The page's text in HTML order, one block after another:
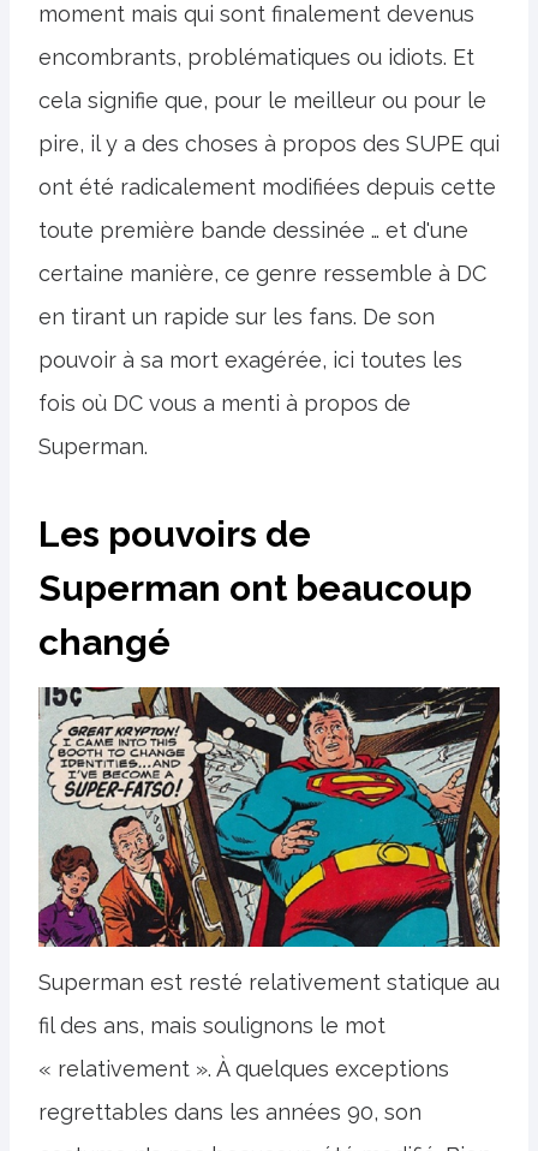
moment mais qui sont finalement devenus
encombrants, problématiques ou idiots. Et
cela signifie que, pour le meilleur ou pour le
pire, il y a des choses à propos des SUPE qui
ont été radicalement modifiées depuis cette
toute première bande dessinée … et d'une
certaine manière, ce genre ressemble à DC
en tirant un rapide sur les fans. De son
pouvoir à sa mort exagérée, ici toutes les
fois où DC vous a menti à propos de
Superman.
Les pouvoirs de
Superman ont beaucoup
changé
Superman est resté relativement statique au
fil des ans, mais soulignons le mot
« relativement ». À quelques exceptions
regrettables dans les années 90, son